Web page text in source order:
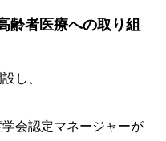
齢者医療への取り組
し、
会認定マネージャーが